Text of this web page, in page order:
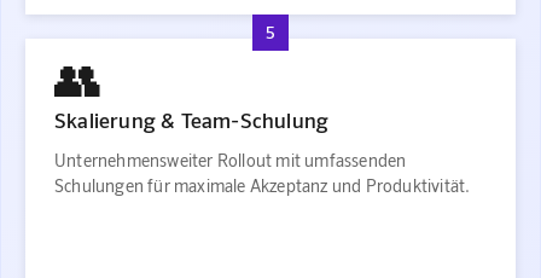
5
👥
Skalierung & Team-Schulung
Unternehmensweiter Rollout mit umfassenden
Schulungen für maximale Akzeptanz und Produktivität.